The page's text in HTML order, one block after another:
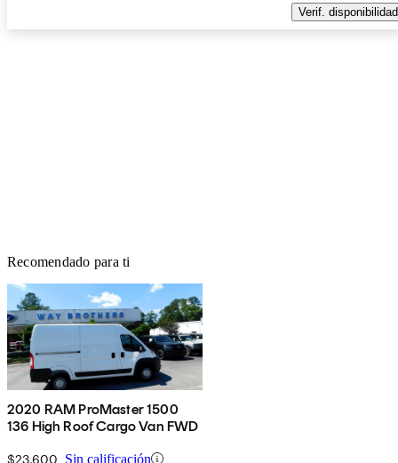
Verif. disponibilidad
Recomendado para ti
2020 RAM ProMaster 1500
136 High Roof Cargo Van FWD
$23,600 Sin calificación